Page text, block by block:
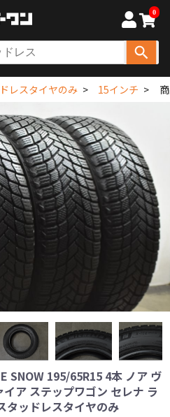
0
レスタイヤのみ 15インチ
SNOW 195/65R15 4本 ノア ヴ
ア ステップワゴン セレナ ラ
タッドレスタイヤのみ